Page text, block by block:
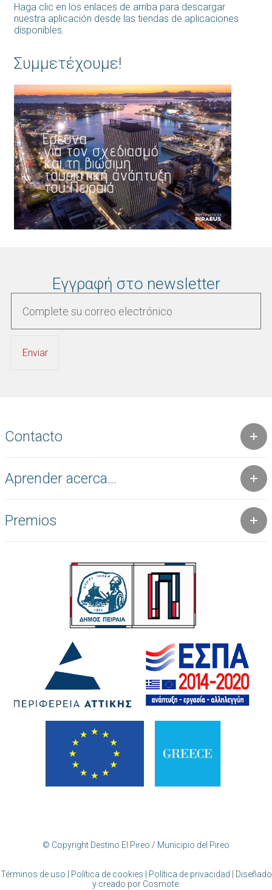
Haga clic en los enlaces de arriba para descargar
nuestra aplicación desde las tiendas de aplicaciones
disponibles.
Συμμετέχουμε!
Εγγραφή στο newsletter
Contacto
Aprender acerca...
Premios
© Copyright Destino El Pireo / Municipio del Pireo
Términos de uso | Política de cookies | Política de privacidad
| Diseñado
y creado por Cosmote.